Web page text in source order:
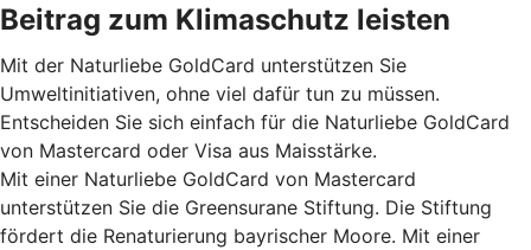
Beitrag zum Klimaschutz leisten
Mit der Naturliebe GoldCard unterstützen Sie
Umweltinitiativen, ohne viel dafür tun zu müssen.
Entscheiden Sie sich einfach für die Naturliebe GoldCard
von Mastercard oder Visa aus Maisstärke.
Mit einer Naturliebe GoldCard von Mastercard
unterstützen Sie die Greensurane Stiftung. Die Stiftung
fördert die Renaturierung bayrischer Moore. Mit einer